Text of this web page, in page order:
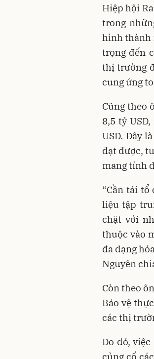
Hiệp hội
trong
hình thành
trọng đến
thị trường
cung ứng
Cũng theo
8,5 tỷ
USD. Đây
đạt được,
mang tính
“Cần tái
liệu tập
chặt với
thuộc vào
đa dạng
Nguyên
Còn theo
Bảo vệ
các thị
Do đó,